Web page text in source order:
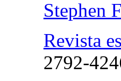
Stephen
Revista
2792-